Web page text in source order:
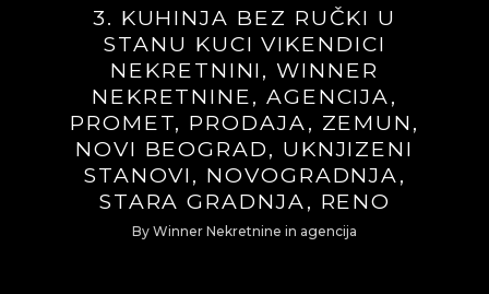
3. KUHINJA BEZ RUČKI U
STANU KUCI VIKENDICI
NEKRETNINI, WINNER
NEKRETNINE, AGENCIJA,
PROMET, PRODAJA, ZEMUN,
NOVI BEOGRAD, UKNJIZENI
STANOVI, NOVOGRADNJA,
STARA GRADNJA, RENO
By Winner Nekretnine in agencija